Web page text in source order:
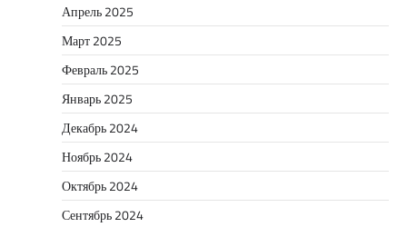
Апрель 2025
Март 2025
Февраль 2025
Январь 2025
Декабрь 2024
Ноябрь 2024
Октябрь 2024
Сентябрь 2024